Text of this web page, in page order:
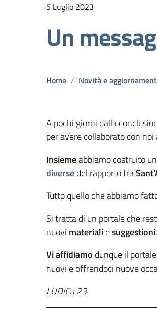
5 Luglio 2023
Un
Home Novità e
A pochi giorni dalla
per avere collaborato con
Insiemeabbiamo costruito
diversedel rapporto tra
Tutto quello che abbiamo
Si tratta di un portale che
nuovi materialiesuggestioni.
Vi affidiamo dunque il
nuovi e offrendoci nuove
LUDiCa 23